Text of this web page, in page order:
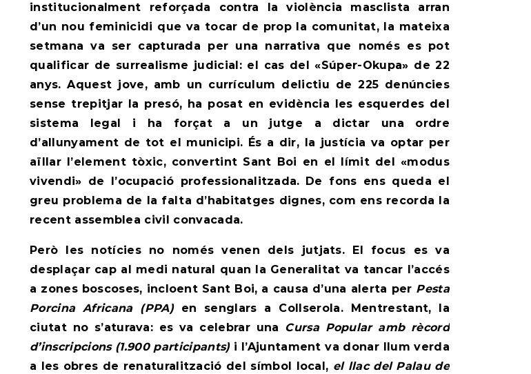
institucionalment reforçada contra la violència masclista arran
d’un nou feminicidi que va tocar de prop la comunitat, la mateixa
setmana va ser capturada per una narrativa que només es pot
qualificar de surrealisme judicial: el cas del «Súper-Okupa» de 22
anys. Aquest jove, amb un currículum delictiu de 225 denúncies
sense trepitjar la presó, ha posat en evidència les esquerdes del
sistema legal i ha forçat a un jutge a dictar una ordre
d’allunyament de tot el municipi. És a dir, la justícia va optar per
aïllar l’element tòxic, convertint Sant Boi en el límit del «modus
vivendi» de l’ocupació professionalitzada.
De fons ens queda el
greu problema de la falta d’habitatges dignes, com ens recorda la
recent assemblea civil convacada.
Però les notícies no només venen dels jutjats. El focus es va
desplaçar cap al medi natural quan la Generalitat va tancar l’accés
a zones boscoses, incloent Sant Boi, a causa d’una alerta per Pesta
Porcina Africana (PPA) en senglars a Collserola. Mentrestant, la
ciutat no s’aturava: es va celebrar una Cursa Popular amb rècord
d’inscripcions (1.900 participants)i l’Ajuntament va donar llum verda
a les obres de renaturalització del símbol local, el llac del Palau de